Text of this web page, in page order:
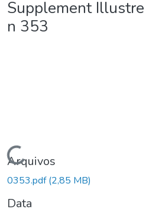
Supplement
n 353
Carregando...
Arquivos
0353.pdf(2,85 MB)
Data